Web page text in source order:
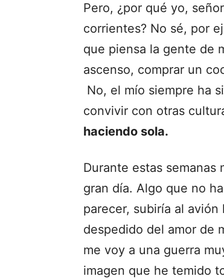
Pero, ¿por qué yo,
corrientes? No sé, por
que piensa la gente de
ascenso, comprar un
No, el mío siempre ha
convivir con otras
haciendo sola.
Durante estas semanas
gran día. Algo que no
parecer, subiría al
despedido del amor de
me voy a una guerra
imagen que he temido